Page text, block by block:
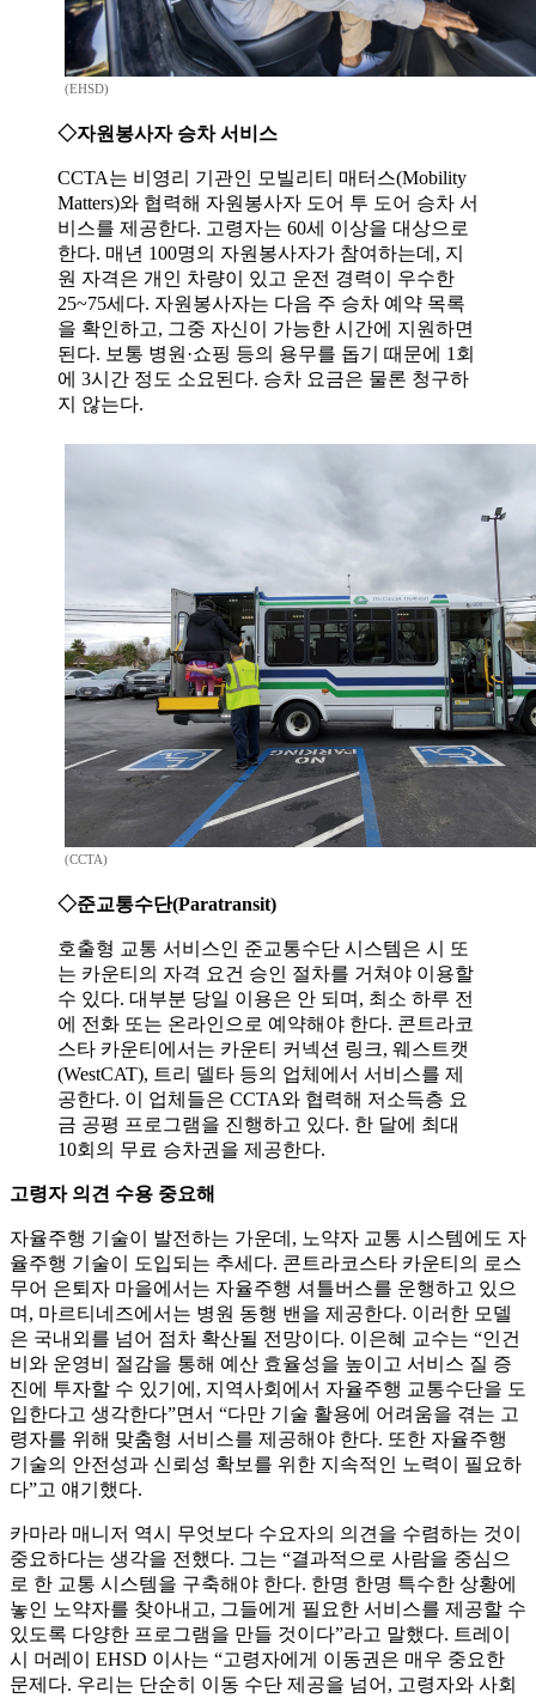
(EHSD)
◇자원봉사자 승차 서비스
CCTA는 비영리 기관인 모빌리티 매터스(Mobility
Matters)와 협력해 자원봉사자 도어 투 도어 승차 서
비스를 제공한다. 고령자는 60세 이상을 대상으로
한다. 매년 100명의 자원봉사자가 참여하는데, 지
원 자격은 개인 차량이 있고 운전 경력이 우수한
25~75세다. 자원봉사자는 다음 주 승차 예약 목록
을 확인하고, 그중 자신이 가능한 시간에 지원하면
된다. 보통 병원·쇼핑 등의 용무를 돕기 때문에 1회
에 3시간 정도 소요된다. 승차 요금은 물론 청구하
지 않는다.
(CCTA)
◇준교통수단(Paratransit)
호출형 교통 서비스인 준교통수단 시스템은 시 또
는 카운티의 자격 요건 승인 절차를 거쳐야 이용할
수 있다. 대부분 당일 이용은 안 되며, 최소 하루 전
에 전화 또는 온라인으로 예약해야 한다. 콘트라코
스타 카운티에서는 카운티 커넥션 링크, 웨스트캣
(WestCAT), 트리 델타 등의 업체에서 서비스를 제
공한다. 이 업체들은 CCTA와 협력해 저소득층 요
금 공평 프로그램을 진행하고 있다. 한 달에 최대
10회의 무료 승차권을 제공한다.
고령자 의견 수용 중요해
자율주행 기술이 발전하는 가운데, 노약자 교통 시스템에도 자
율주행 기술이 도입되는 추세다. 콘트라코스타 카운티의 로스
무어 은퇴자 마을에서는 자율주행 셔틀버스를 운행하고 있으
며, 마르티네즈에서는 병원 동행 밴을 제공한다. 이러한 모델
은 국내외를 넘어 점차 확산될 전망이다. 이은혜 교수는 “인건
비와 운영비 절감을 통해 예산 효율성을 높이고 서비스 질 증
진에 투자할 수 있기에, 지역사회에서 자율주행 교통수단을 도
입한다고 생각한다”면서 “다만 기술 활용에 어려움을 겪는 고
령자를 위해 맞춤형 서비스를 제공해야 한다. 또한 자율주행
기술의 안전성과 신뢰성 확보를 위한 지속적인 노력이 필요하
다”고 얘기했다.
카마라 매니저 역시 무엇보다 수요자의 의견을 수렴하는 것이
중요하다는 생각을 전했다. 그는 “결과적으로 사람을 중심으
로 한 교통 시스템을 구축해야 한다. 한명 한명 특수한 상황에
놓인 노약자를 찾아내고, 그들에게 필요한 서비스를 제공할 수
있도록 다양한 프로그램을 만들 것이다”라고 말했다. 트레이
시 머레이 EHSD 이사는 “고령자에게 이동권은 매우 중요한
문제다. 우리는 단순히 이동 수단 제공을 넘어, 고령자와 사회